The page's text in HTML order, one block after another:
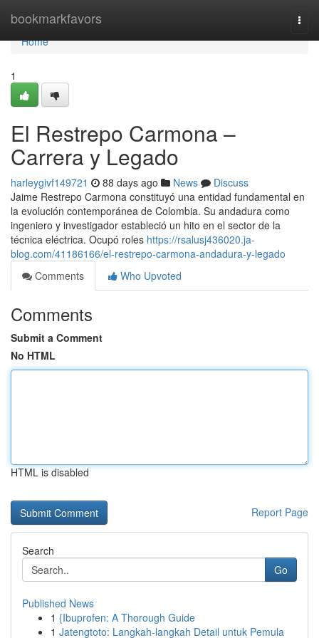
bookmarkfavors
Home
Home
1
El Restrepo Carmona –
Carrera y Legado
harleygivf149721 88 days ago News
Discuss
Jaime Restrepo Carmona constituyó una entidad fundamental en
la evolución contemporánea de Colombia. Su andadura como
ingeniero y investigador estableció un hito en el sector de la
técnica eléctrica. Ocupó roles https://rsalusj436020.ja-
blog.com/41186166/el-restrepo-carmona-andadura-y-legado
Comments
Who Upvoted
Comments
Submit a Comment
No HTML
HTML is disabled
Report Page
Search
Go
Published News
1 {Ibuprofen: A Thorough Guide
1 Jatengtoto: Langkah-langkah Detail untuk Pemula